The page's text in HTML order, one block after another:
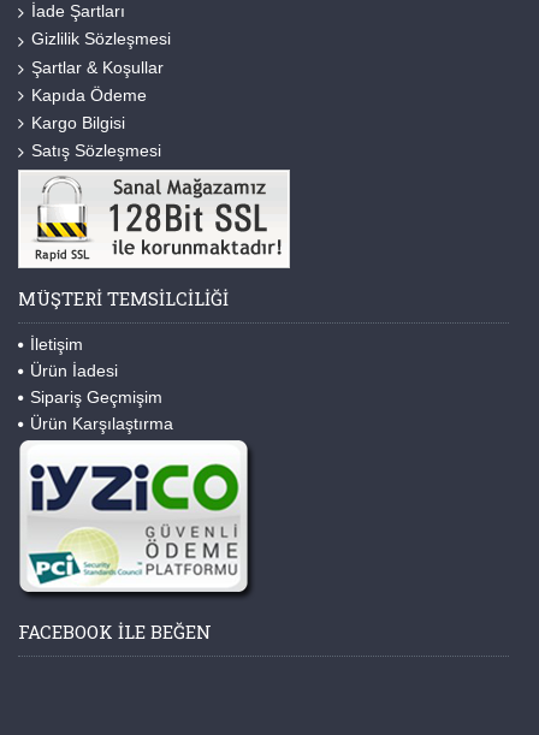
İade Şartları
Gizlilik Sözleşmesi
Şartlar & Koşullar
Kapıda Ödeme
Kargo Bilgisi
Satış Sözleşmesi
MÜŞTERI TEMSILCILIĞI
İletişim
Ürün İadesi
Sipariş Geçmişim
Ürün Karşılaştırma
FACEBOOK ILE BEĞEN